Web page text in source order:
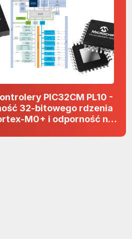
PIC32CM PL10 -
32-bitowego rdzenia
M0+ i odporność na